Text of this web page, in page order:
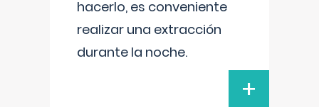
hacerlo, es conveniente
realizar una extracción
durante la noche.
+